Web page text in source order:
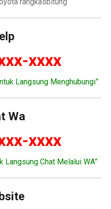
xxxx
Langsung Menghubungi”
Wa
xxxx
Langsung Chat Melalui WA”